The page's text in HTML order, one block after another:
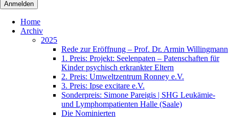
Home
Archiv
2025
Rede zur Eröffnung – Prof. Dr. Armin Willingmann
1. Preis: Projekt: Seelenpaten – Patenschaften für
Kinder psychisch erkrankter Eltern
2. Preis: Umweltzentrum Ronney e.V.
3. Preis: Ipse excitare e.V.
Sonderpreis: Simone Pareigis | SHG Leukämie-
und Lymphompatienten Halle (Saale)
Die Nominierten